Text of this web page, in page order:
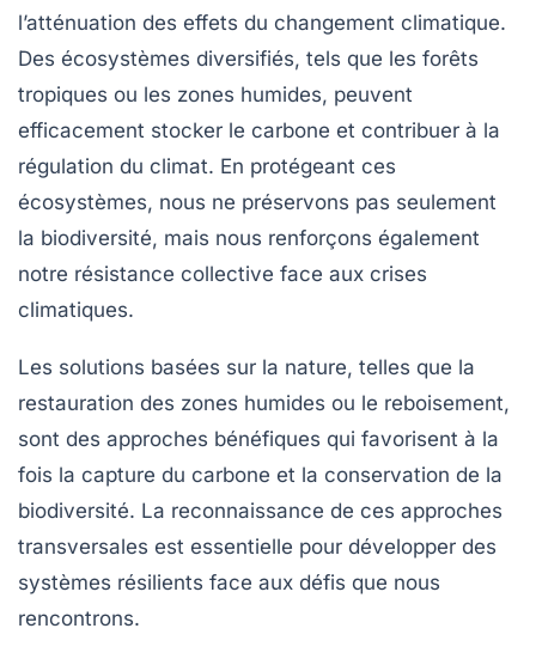
l’atténuation des effets du changement climatique.
Des écosystèmes diversifiés, tels que les forêts
tropiques ou les zones humides, peuvent
efficacement stocker le carbone et contribuer à la
régulation du climat. En protégeant ces
écosystèmes, nous ne préservons pas seulement
la biodiversité, mais nous renforçons également
notre résistance collective face aux crises
climatiques.
Les solutions basées sur la nature, telles que la
restauration des zones humides ou le reboisement,
sont des approches bénéfiques qui favorisent à la
fois la capture du carbone et la conservation de la
biodiversité. La reconnaissance de ces approches
transversales est essentielle pour développer des
systèmes résilients face aux défis que nous
rencontrons.